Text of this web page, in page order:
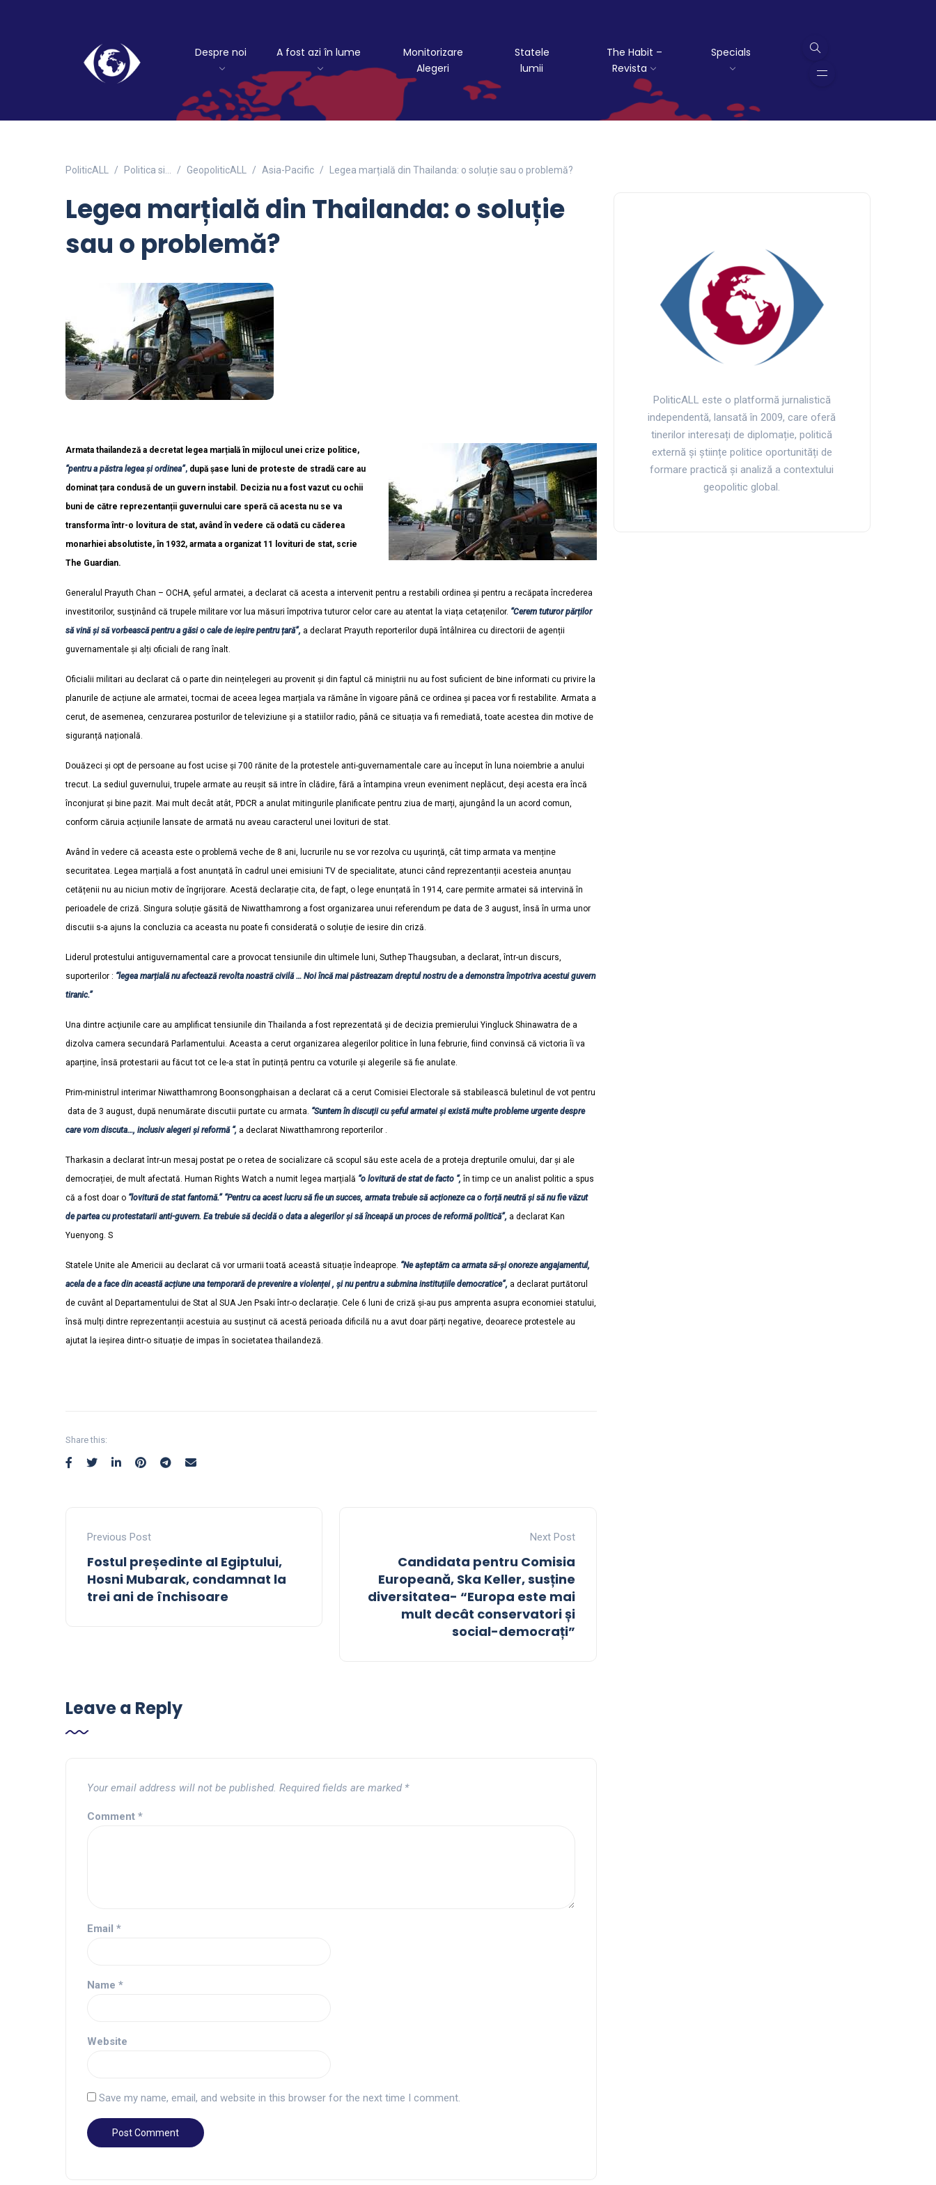
Despre noi A fost azi în lume
Monitorizare
Alegeri
Statele
lumii
The Habit –
Revista
Specials
PoliticALL Politica si… GeopoliticALL Asia-Pacific Legea marțială din Thailanda: o soluție sau o problemă?
Legea marțială din Thailanda: o soluție
sau o problemă?
Armata thailandeză a decretat legea marțială în mijlocul unei crize politice,
“pentru a păstra legea și ordinea”, după șase luni de proteste de stradă care au
dominat țara condusă de un guvern instabil. Decizia nu a fost vazut cu ochii
buni de către reprezentanții guvernului care speră că acesta nu se va
transforma într-o lovitura de stat, având în vedere că odată cu căderea
monarhiei absolutiste, în 1932, armata a organizat 11 lovituri de stat, scrie
The Guardian.
Generalul Prayuth Chan – OCHA, șeful armatei, a declarat că acesta a intervenit pentru a restabili ordinea și pentru a recăpata încrederea
investitorilor, susţinând că trupele militare vor lua măsuri împotriva tuturor celor care au atentat la viața cetațenilor. “Cerem tuturor părților
să vină și să vorbească pentru a găsi o cale de ieșire pentru țară”, a declarat Prayuth reporterilor după întâlnirea cu directorii de agenții
guvernamentale și alți oficiali de rang înalt.
Oficialii militari au declarat că o parte din neințelegeri au provenit și din faptul că miniștrii nu au fost suficient de bine informati cu privire la
planurile de acțiune ale armatei, tocmai de aceea legea marțiala va rămâne în vigoare până ce ordinea și pacea vor fi restabilite. Armata a
cerut, de asemenea, cenzurarea posturilor de televiziune și a statiilor radio, până ce situația va fi remediată, toate acestea din motive de
siguranță națională.
Douăzeci și opt de persoane au fost ucise și 700 rănite de la protestele anti-guvernamentale care au început în luna noiembrie a anului
trecut. La sediul guvernului, trupele armate au reușit să intre în clădire, fără a întampina vreun eveniment neplăcut, deși acesta era încă
înconjurat și bine pazit. Mai mult decât atât, PDCR a anulat mitingurile planificate pentru ziua de marți, ajungând la un acord comun,
conform căruia acțiunile lansate de armată nu aveau caracterul unei lovituri de stat.
Având în vedere că aceasta este o problemă veche de 8 ani, lucrurile nu se vor rezolva cu uşurinţă, cât timp armata va menține
securitatea. Legea marțială a fost anunţată în cadrul unei emisiuni TV de specialitate, atunci când reprezentanții acesteia anunțau
cetățenii nu au niciun motiv de îngrijorare. Acestă declarație cita, de fapt, o lege enunțată în 1914, care permite armatei să intervină în
perioadele de criză. Singura soluție găsită de Niwatthamrong a fost organizarea unui referendum pe data de 3 august, însă în urma unor
discutii s-a ajuns la concluzia ca aceasta nu poate fi considerată o soluție de iesire din criză.
Liderul protestului antiguvernamental care a provocat tensiunile din ultimele luni, Suthep Thaugsuban, a declarat, într-un discurs,
suporterilor : “legea marțială nu afectează revolta noastră civilă … Noi încă mai păstreazam dreptul nostru de a demonstra împotriva acestui guvern
tiranic.”
Una dintre acţiunile care au amplificat tensiunile din Thailanda a fost reprezentată și de decizia premierului Yingluck Shinawatra de a
dizolva camera secundară Parlamentului. Aceasta a cerut organizarea alegerilor politice în luna februrie, fiind convinsă că victoria îi va
aparține, însă protestarii au făcut tot ce le-a stat în putință pentru ca voturile și alegerile să fie anulate.
Prim-ministrul interimar Niwatthamrong Boonsongphaisan a declarat că a cerut Comisiei Electorale să stabilească buletinul de vot pentru
data de 3 august, după nenumărate discutii purtate cu armata. “Suntem în discuţii cu șeful armatei și există multe probleme urgente despre
care vom discuta…, inclusiv alegeri și reformă “, a declarat Niwatthamrong reporterilor .
Tharkasin a declarat într-un mesaj postat pe o retea de socializare că scopul său este acela de a proteja drepturile omului, dar și ale
democrației, de mult afectată. Human Rights Watch a numit legea marțială “o lovitură de stat de facto “, în timp ce un analist politic a spus
că a fost doar o “lovitură de stat fantomă.” “Pentru ca acest lucru să fie un succes, armata trebuie să acționeze ca o forță neutră și să nu fie văzut
de partea cu protestatarii anti-guvern. Ea trebuie să decidă o data a alegerilor și să înceapă un proces de reformă politică”, a declarat Kan
Yuenyong. S
Statele Unite ale Americii au declarat că vor urmarii toată această situație îndeaprope. “Ne așteptăm ca armata să-și onoreze angajamentul,
acela de a face din această acțiune una temporară de prevenire a violenței , și nu pentru a submina instituțiile democratice”, a declarat purtătorul
de cuvânt al Departamentului de Stat al SUA Jen Psaki într-o declarație. Cele 6 luni de criză și-au pus amprenta asupra economiei statului,
însă mulți dintre reprezentanții acestuia au susținut că acestă perioada dificilă nu a avut doar părți negative, deoarece protestele au
ajutat la ieșirea dintr-o situație de impas în societatea thailandeză.
Share this:
Previous Post
Fostul președinte al Egiptului,
Hosni Mubarak, condamnat la
trei ani de închisoare
Next Post
Candidata pentru Comisia
Europeană, Ska Keller, susține
diversitatea- “Europa este mai
mult decât conservatori și
social-democrați”
Leave a Reply
Your email address will not be published. Required fields are marked *
Comment *
Email *
Name *
Website
Save my name, email, and website in this browser for the next time I comment.
PoliticALL este o platformă jurnalistică
independentă, lansată în 2009, care oferă
tinerilor interesați de diplomație, politică
externă și științe politice oportunități de
formare practică și analiză a contextului
geopolitic global.